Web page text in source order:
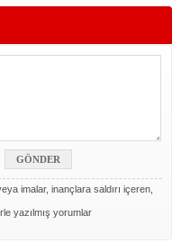
imalar, inançlara saldırı içeren,
yazılmış yorumlar